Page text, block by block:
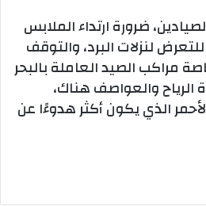
ضرورة ارتداء الملابس
لنزلات البرد، والتوقف
مراكب الصيد العاملة بالبحر
والعواصف هناك،
الذي يكون أكثر هدوءًا عن